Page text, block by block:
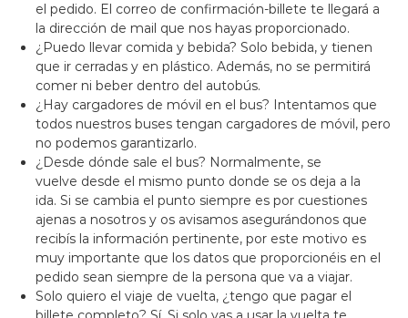
el pedido. El correo de confirmación-billete te llegará a
la dirección de mail que nos hayas proporcionado.
¿Puedo llevar comida y bebida? Solo bebida, y tienen
que ir cerradas y en plástico. Además, no se permitirá
comer ni beber dentro del autobús.
¿Hay cargadores de móvil en el bus? Intentamos que
todos nuestros buses tengan cargadores de móvil, pero
no podemos garantizarlo.
¿Desde dónde sale el bus? Normalmente, se
vuelve desde el mismo punto donde se os deja a la
ida. Si se cambia el punto siempre es por cuestiones
ajenas a nosotros y os avisamos asegurándonos que
recibís la información pertinente, por este motivo es
muy importante que los datos que proporcionéis en el
pedido sean siempre de la persona que va a viajar.
Solo quiero el viaje de vuelta, ¿tengo que pagar el